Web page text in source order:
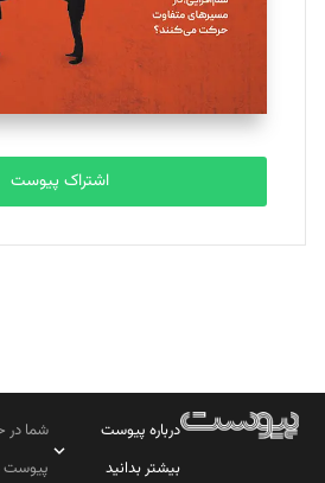
اشتراک پیوست
درباره پیوست
بیشتر بدانید
شما در